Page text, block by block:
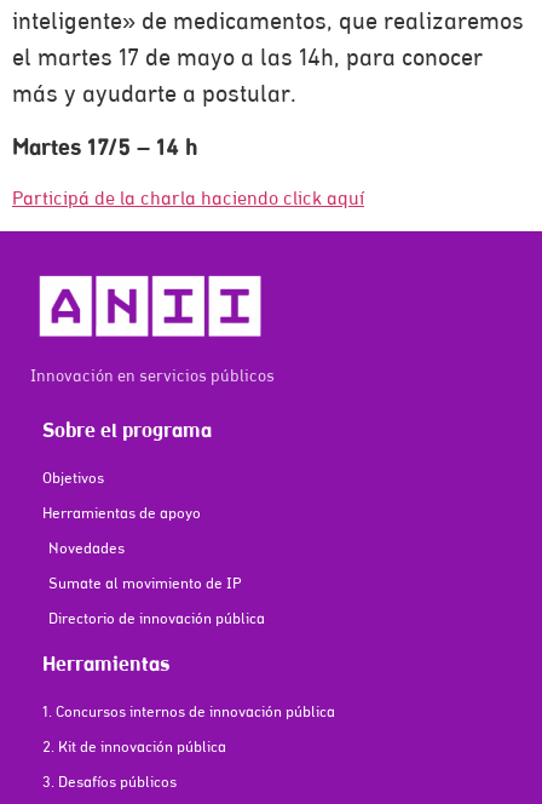
inteligente» de medicamentos, que realizaremos
el martes 17 de mayo a las 14h, para conocer
más y ayudarte a postular.
Martes 17/5 – 14 h
Participá de la charla haciendo click aquí
Innovación en servicios públicos
Sobre el programa
Objetivos
Herramientas de apoyo
Novedades
Sumate al movimiento de IP
Directorio de innovación pública
Herramientas
1. Concursos internos de innovación pública
2. Kit de innovación pública
3. Desafíos públicos